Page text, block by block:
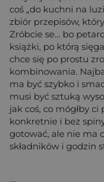
coś „do kuchni na
zbiór przepisów,
Zróbcie se… bo
książki, po którą
chce się po prostu
kombinowania.
ma być szybko i
musi być sztuką
jak coś, co mógłby
konkretnie i bez
gotować, ale nie ma
składników i godzin